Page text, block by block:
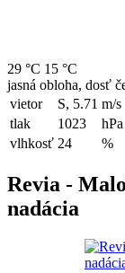
29 °C 15 °C
jasná obloha, dosť
vietor
S, 5.71 m/s
tlak
1023
hPa
vlhkosť 24 %
Revia -
nadácia